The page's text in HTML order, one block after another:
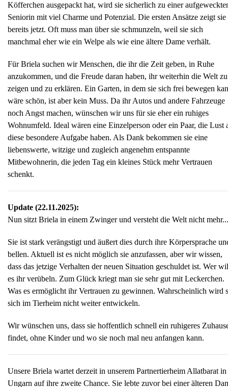
Köfferchen ausgepackt hat, wird sie sicherlich zu einer
Seniorin mit viel Charme und Potenzial. Die ersten Ansätze zeigt sie
bereits jetzt. Oft muss man über sie schmunzeln, weil sie sich
manchmal eher wie ein Welpe als wie eine ältere Dame verhält.
Für Briela suchen wir Menschen, die ihr die Zeit geben, in Ruhe
anzukommen, und die Freude daran haben, ihr weiterhin die Welt zu
zeigen und zu erklären. Ein Garten, in dem sie sich frei bewegen
wäre schön, ist aber kein Muss. Da ihr Autos und andere Fahrzeuge
noch Angst machen, wünschen wir uns für sie eher ein ruhiges
Wohnumfeld. Ideal wären eine Einzelperson oder ein Paar, die Lust
diese besondere Aufgabe haben. Als Dank bekommen sie eine
liebenswerte, witzige und zugleich angenehm entspannte
Mitbewohnerin, die jeden Tag ein kleines Stück mehr Vertrauen
schenkt.
Update (22.11.2025):
Nun sitzt Briela in einem Zwinger und versteht die Welt nicht
Sie ist stark verängstigt und äußert dies durch ihre Körpersprache
bellen. Aktuell ist es nicht möglich sie anzufassen, aber wir wissen,
dass das jetzige Verhalten der neuen Situation geschuldet ist. Wer
es ihr verübeln. Zum Glück kriegt man sie sehr gut mit Leckerchen.
Was es ermöglicht ihr Vertrauen zu gewinnen. Wahrscheinlich wird
sich im Tierheim nicht weiter entwickeln.
Wir wünschen uns, dass sie hoffentlich schnell ein ruhigeres
findet, ohne Kinder und wo sie noch mal neu anfangen kann.
Unsere Briela wartet derzeit in unserem Partnertierheim Allatbarat in
Ungarn auf ihre zweite Chance. Sie lebte zuvor bei einer älteren